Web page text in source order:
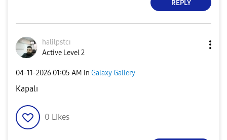
REPLY
halilpstcı
Active Level 2
‎04-11-2026 01:05 AM in Galaxy Gallery
Kapalı
0 Likes